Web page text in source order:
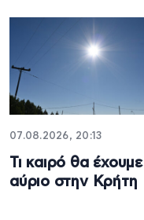
07.08.2026, 20:13
Τι καιρό θα έχουμε
αύριο στην Κρήτη